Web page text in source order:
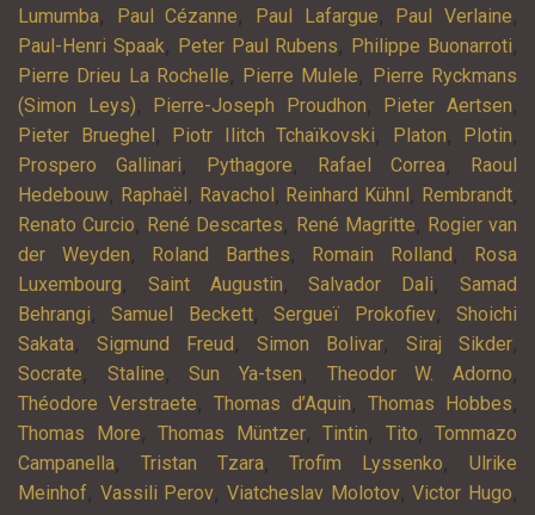
Lumumba, Paul Cézanne, Paul Lafargue, Paul Verlaine,
Paul-Henri Spaak, Peter Paul Rubens, Philippe Buonarroti,
Pierre Drieu La Rochelle, Pierre Mulele, Pierre Ryckmans
(Simon Leys), Pierre-Joseph Proudhon, Pieter Aertsen,
Pieter Brueghel, Piotr Ilitch Tchaïkovski, Platon, Plotin,
Prospero Gallinari, Pythagore, Rafael Correa, Raoul
Hedebouw, Raphaël, Ravachol, Reinhard Kühnl, Rembrandt,
Renato Curcio, René Descartes, René Magritte, Rogier van
der Weyden, Roland Barthes, Romain Rolland, Rosa
Luxembourg, Saint Augustin,Salvador Dali,Samad
Behrangi,Samuel Beckett,Sergueï Prokofiev,Shoichi
Sakata, Sigmund Freud, Simon Bolivar, Siraj Sikder,
Socrate, Staline,Sun Ya-tsen, Theodor W. Adorno,
Théodore Verstraete, Thomas d’Aquin, Thomas Hobbes,
Thomas More, Thomas Müntzer, Tintin, Tito, Tommazo
Campanella, Tristan Tzara,Trofim Lyssenko,Ulrike
Meinhof, Vassili Perov,Viatcheslav Molotov,Victor Hugo,